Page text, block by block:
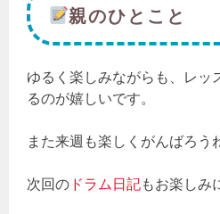
親のひとこと
ゆるく楽しみながらも、レッ
るのが嬉しいです。
また来週も楽しくがんばろう
次回の ドラム日記もお楽しみ